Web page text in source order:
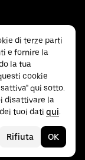
di terze parti
e fornire la
la tua
cookie
qui sotto.
disattivare la
tuoi dati qui.
Rifiuta OK